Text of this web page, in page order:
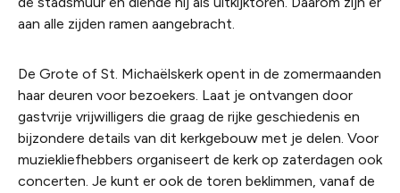
aan alle zijden ramen aangebracht.
De Grote of St. Michaëlskerk opent in de zomermaanden
haar deuren voor bezoekers. Laat je ontvangen door
gastvrije vrijwilligers die graag de rijke geschiedenis en
bijzondere details van dit kerkgebouw met je delen. Voor
muziekliefhebbers organiseert de kerk op zaterdagen ook
concerten. Je kunt er ook de toren beklimmen, vanaf de